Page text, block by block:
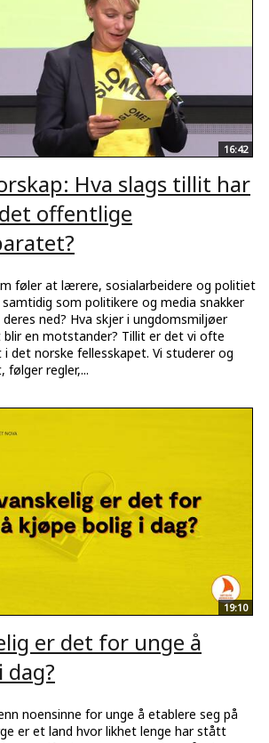
16:42
Hva slags tillit har
offentlige
føler at lærere, sosialarbeidere og politiet
som politikere og media snakker
ned? Hva skjer i ungdomsmiljøer
en motstander? Tillit er det vi ofte
det norske fellesskapet. Vi studerer og
følger regler,...
19:10
er det for unge å
dag?
noensinne for unge å etablere seg på
er et land hvor likhet lenge har stått